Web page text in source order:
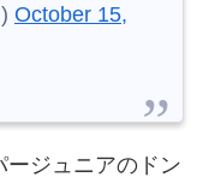
October 15,
ジュニアのドン